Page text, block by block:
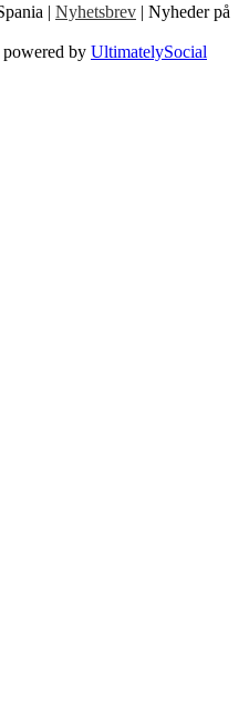
| Nyhetsbrev | Nyheder på
by UltimatelySocial